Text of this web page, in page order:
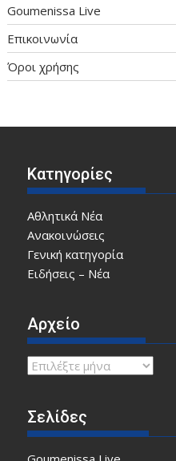
Goumenissa Live
Επικοινωνία
Όροι χρήσης
Κατηγορίες
Αθλητικά Νέα
Ανακοινώσεις
Γενική κατηγορία
Ειδήσεις – Νέα
Αρχείο
Αρχείο
Σελίδες